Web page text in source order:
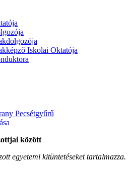
Iskolai Oktatója
Pecsétgyűrű
között
egyetemi kitüntetéseket tartalmazza.